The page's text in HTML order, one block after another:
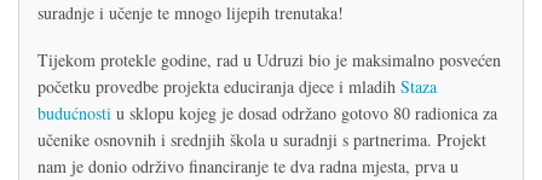
suradnje i učenje te mnogo lijepih trenutaka!
Tijekom protekle godine, rad u Udruzi bio je maksimalno posvećen
početku provedbe projekta educiranja djece i mladih Staza
budućnosti u sklopu kojeg je dosad održano gotovo 80 radionica za
učenike osnovnih i srednjih škola u suradnji s partnerima. Projekt
nam je donio održivo financiranje te dva radna mjesta, prva u